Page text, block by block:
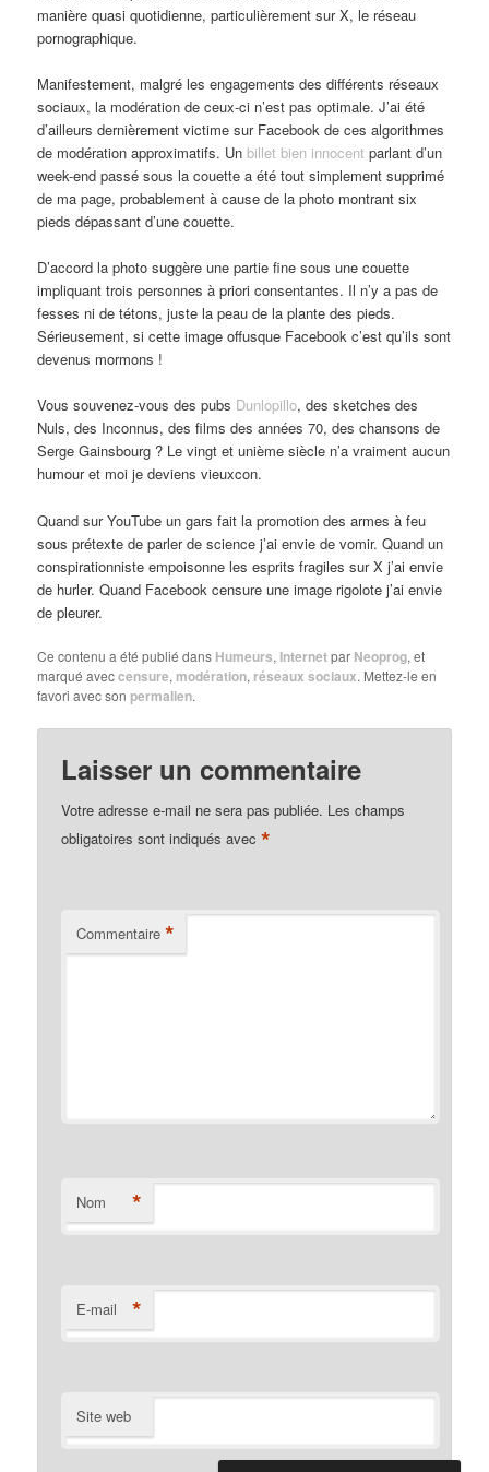
manière quasi quotidienne, particulièrement sur X, le réseau
pornographique.
Manifestement, malgré les engagements des différents réseaux
sociaux, la modération de ceux-ci n’est pas optimale. J’ai été
d’ailleurs dernièrement victime sur Facebook de ces algorithmes
de modération approximatifs. Un billet bien innocent parlant d’un
week-end passé sous la couette a été tout simplement supprimé
de ma page, probablement à cause de la photo montrant six
pieds dépassant d’une couette.
D’accord la photo suggère une partie fine sous une couette
impliquant trois personnes à priori consentantes. Il n’y a pas de
fesses ni de tétons, juste la peau de la plante des pieds.
Sérieusement, si cette image offusque Facebook c’est qu’ils sont
devenus mormons !
Vous souvenez-vous des pubs Dunlopillo, des sketches des
Nuls, des Inconnus, des films des années 70, des chansons de
Serge Gainsbourg ? Le vingt et unième siècle n’a vraiment aucun
humour et moi je deviens vieuxcon.
Quand sur YouTube un gars fait la promotion des armes à feu
sous prétexte de parler de science j’ai envie de vomir. Quand un
conspirationniste empoisonne les esprits fragiles sur X j’ai envie
de hurler. Quand Facebook censure une image rigolote j’ai envie
de pleurer.
Ce contenu a été publié dans Humeurs, Internetpar Neoprog, et
marqué aveccensure, modération, réseaux sociaux. Mettez-le en
favori avec son permalien.
Laisser un commentaire
Votre adresse e-mail ne sera pas publiée. Les champs
obligatoires sont indiqués avec*
Commentaire *
Nom *
E-mail *
Site web